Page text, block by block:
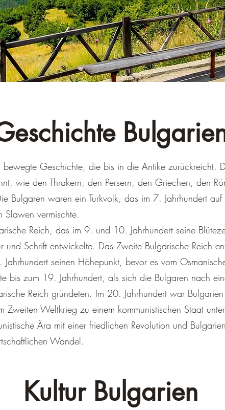
Geschichte, die bis in die Antike zurückreicht.
wie den Thrakern, den Persern, den Griechen, den
Bulgaren waren ein Turkvolk, das im 7. Jahrhundert
Slawen vermischte.
Reich, das im 9. und 10. Jahrhundert seine
und Schrift entwickelte. Das Zweite Bulgarische Reich
seinen Höhepunkt, bevor es vom
bis zum 19. Jahrhundert, als sich die Bulgaren nach
Reich gründeten. Im 20. Jahrhundert war
Weltkrieg zu einem kommunistischen Staat
Ära mit einer friedlichen Revolution und
Wandel.
Kultur Bulgarien